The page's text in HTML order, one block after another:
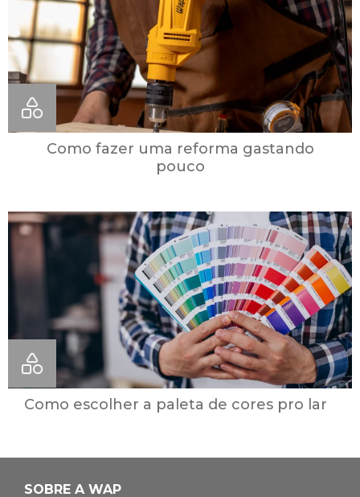
Como fazer uma reforma gastando
pouco
Como escolher a paleta de cores pro lar
SOBRE A WAP